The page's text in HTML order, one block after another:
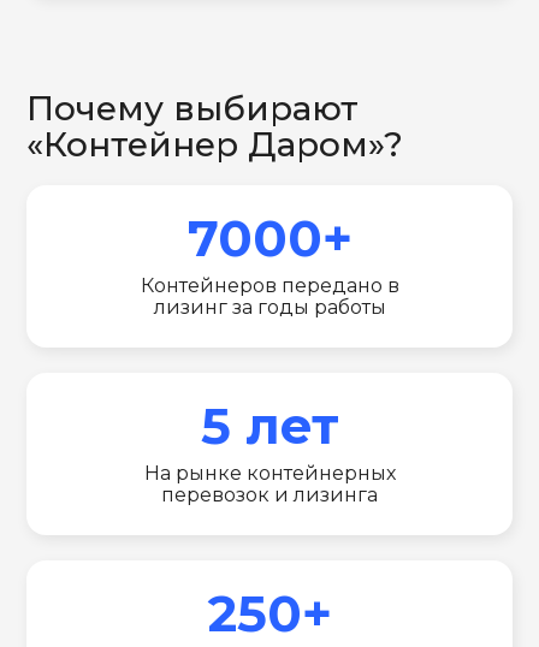
Почему выбирают
«Контейнер Даром»?
7000+
Контейнеров передано в
лизинг за годы работы
5 лет
На рынке контейнерных
перевозок и лизинга
250+